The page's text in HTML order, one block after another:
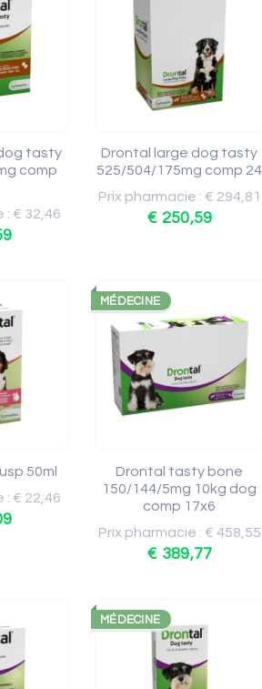
tasty
comp
: € 32,46
Drontal large dog tasty
525/504/175mg comp 24
Prix pharmacie : € 294,81
€ 250,59
50ml
: € 22,46
MÉDECINE
Drontal tasty bone
150/144/5mg 10kg dog
comp 17x6
Prix pharmacie : € 458,55
€ 389,77
MÉDECINE